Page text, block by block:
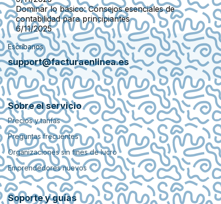
Dominar lo básico: Consejos esenciales de
contabilidad para principiantes
6/11/2025
Escríbanos
support@facturaenlinea.es
Sobre el servicio
Precios y tarifas
Preguntas frecuentes
Organizaciones sin fines de lucro
Emprendedores nuevos
Soporte y guías